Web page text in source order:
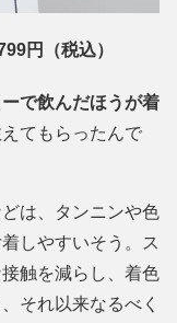
円（税込）
で飲んだほうが着
てもらったんで
は、タンニンや色
しやすいそう。ス
触を減らし、着色
それ以来なるべく